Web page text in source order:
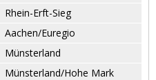
Rhein-Erft-Sieg
Aachen/Euregio
Münsterland
Münsterland/Hohe Mark